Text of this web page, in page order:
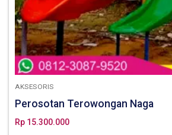
AKSESORIS
Perosotan Terowongan Naga
Rp 15.300.000